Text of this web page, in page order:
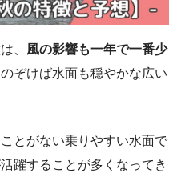
、 風の影響も一年で一番少
ぞけば水面も穏やかな広い
とがない乗りやすい水面で
躍することが多くなってき